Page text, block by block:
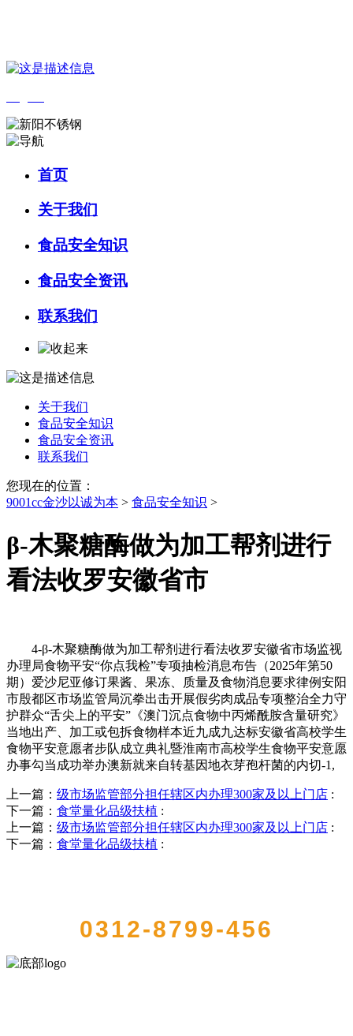
首页
关于我们
食品安全知识
食品安全资讯
联系我们
关于我们
食品安全知识
食品安全资讯
联系我们
您现在的位置：
9001cc金沙以诚为本 > 食品安全知识 >
β-木聚糖酶做为加工帮剂进行
看法收罗安徽省市
4-β-木聚糖酶做为加工帮剂进行看法收罗安徽省市场监视
办理局食物平安“你点我检”专项抽检消息布告（2025年第50
期）爱沙尼亚修订果酱、果冻、质量及食物消息要求律例安阳
市殷都区市场监管局沉拳出击开展假劣肉成品专项整治全力守
护群众“舌尖上的平安”《澳门沉点食物中丙烯酰胺含量研究》
当地出产、加工或包拆食物样本近九成九达标安徽省高校学生
食物平安意愿者步队成立典礼暨淮南市高校学生食物平安意愿
办事勾当成功举办澳新就来自转基因地衣芽孢杆菌的内切-1,
上一篇： 级市场监管部分担任辖区内办理300家及以上门店 :
下一篇： 食堂量化品级扶植 :
上一篇： 级市场监管部分担任辖区内办理300家及以上门店 :
下一篇： 食堂量化品级扶植 :
0312-8799-456